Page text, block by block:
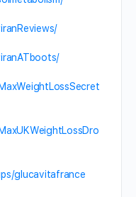
glucavitafrance